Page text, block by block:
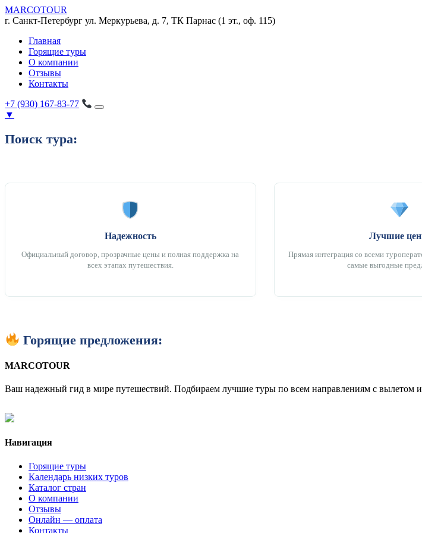
MARCOTOUR
г. Санкт-Петербург ул. Меркурьева, д. 7, ТК Парнас (1 эт., оф. 115)
Главная
Горящие туры
О компании
Отзывы
Контакты
+7 (930) 167-83-77
▼
Поиск тура:
Надежность
Официальный договор, прозрачные цены и полная поддержка на
всех этапах путешествия.
Лучшие
Прямая интеграция со всеми
самые выгодные
Горящие предложения:
MARCOTOUR
Ваш надежный гид в мире путешествий. Подбираем лучшие туры по всем направлениям с вылетом
Навигация
Горящие туры
Календарь низких туров
Каталог стран
О компании
Отзывы
Онлайн — оплата
Контакты